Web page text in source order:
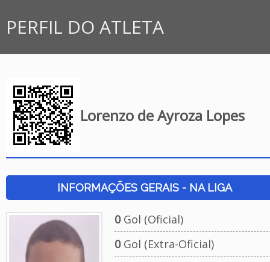
PERFIL DO ATLETA
Lorenzo de Ayroza Lopes
INFORMAÇÕES GERAIS - NA LIGA
0Gol (Oficial)
0Gol (Extra-Oficial)